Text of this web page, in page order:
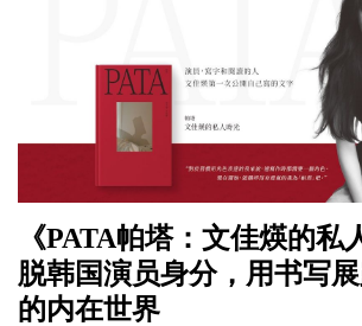
《PATA帕塔：文佳煐的私
脱韩国演员身分，用书写
的内在世界